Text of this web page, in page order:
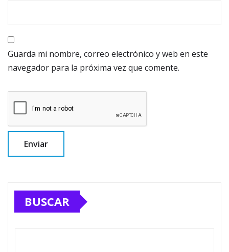
Guarda mi nombre, correo electrónico y web en este
navegador para la próxima vez que comente.
BUSCAR